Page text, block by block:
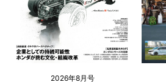
2026年8月号